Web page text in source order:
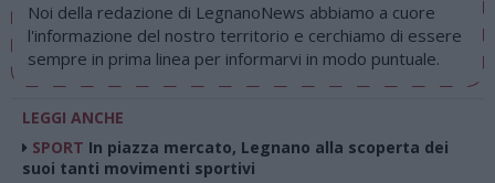
Noi della redazione di LegnanoNews abbiamo a cuore
l'informazione del nostro territorio e cerchiamo di essere
sempre in prima linea per informarvi in modo puntuale.
LEGGI ANCHE
SPORT In piazza mercato, Legnano alla scoperta dei
suoi tanti movimenti sportivi